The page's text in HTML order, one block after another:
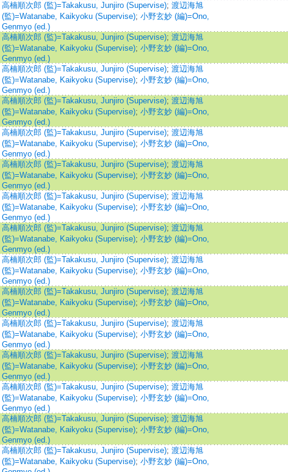
高楠順次郎 (監)=Takakusu, Junjiro (Supervise); 渡辺海旭
(監)=Watanabe, Kaikyoku (Supervise); 小野玄妙 (編)=Ono,
Genmyo (ed.)
高楠順次郎 (監)=Takakusu, Junjiro (Supervise); 渡辺海旭
(監)=Watanabe, Kaikyoku (Supervise); 小野玄妙 (編)=Ono,
Genmyo (ed.)
高楠順次郎 (監)=Takakusu, Junjiro (Supervise); 渡辺海旭
(監)=Watanabe, Kaikyoku (Supervise); 小野玄妙 (編)=Ono,
Genmyo (ed.)
高楠順次郎 (監)=Takakusu, Junjiro (Supervise); 渡辺海旭
(監)=Watanabe, Kaikyoku (Supervise); 小野玄妙 (編)=Ono,
Genmyo (ed.)
高楠順次郎 (監)=Takakusu, Junjiro (Supervise); 渡辺海旭
(監)=Watanabe, Kaikyoku (Supervise); 小野玄妙 (編)=Ono,
Genmyo (ed.)
高楠順次郎 (監)=Takakusu, Junjiro (Supervise); 渡辺海旭
(監)=Watanabe, Kaikyoku (Supervise); 小野玄妙 (編)=Ono,
Genmyo (ed.)
高楠順次郎 (監)=Takakusu, Junjiro (Supervise); 渡辺海旭
(監)=Watanabe, Kaikyoku (Supervise); 小野玄妙 (編)=Ono,
Genmyo (ed.)
高楠順次郎 (監)=Takakusu, Junjiro (Supervise); 渡辺海旭
(監)=Watanabe, Kaikyoku (Supervise); 小野玄妙 (編)=Ono,
Genmyo (ed.)
高楠順次郎 (監)=Takakusu, Junjiro (Supervise); 渡辺海旭
(監)=Watanabe, Kaikyoku (Supervise); 小野玄妙 (編)=Ono,
Genmyo (ed.)
高楠順次郎 (監)=Takakusu, Junjiro (Supervise); 渡辺海旭
(監)=Watanabe, Kaikyoku (Supervise); 小野玄妙 (編)=Ono,
Genmyo (ed.)
高楠順次郎 (監)=Takakusu, Junjiro (Supervise); 渡辺海旭
(監)=Watanabe, Kaikyoku (Supervise); 小野玄妙 (編)=Ono,
Genmyo (ed.)
高楠順次郎 (監)=Takakusu, Junjiro (Supervise); 渡辺海旭
(監)=Watanabe, Kaikyoku (Supervise); 小野玄妙 (編)=Ono,
Genmyo (ed.)
高楠順次郎 (監)=Takakusu, Junjiro (Supervise); 渡辺海旭
(監)=Watanabe, Kaikyoku (Supervise); 小野玄妙 (編)=Ono,
Genmyo (ed.)
高楠順次郎 (監)=Takakusu, Junjiro (Supervise); 渡辺海旭
(監)=Watanabe, Kaikyoku (Supervise); 小野玄妙 (編)=Ono,
Genmyo (ed.)
高楠順次郎 (監)=Takakusu, Junjiro (Supervise); 渡辺海旭
(監)=Watanabe, Kaikyoku (Supervise); 小野玄妙 (編)=Ono,